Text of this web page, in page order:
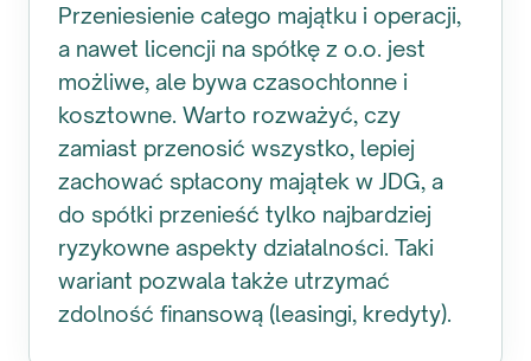
Przeniesienie całego majątku i operacji,
a nawet licencji na spółkę z o.o. jest
możliwe, ale bywa czasochłonne i
kosztowne. Warto rozważyć, czy
zamiast przenosić wszystko, lepiej
zachować spłacony majątek w JDG, a
do spółki przenieść tylko najbardziej
ryzykowne aspekty działalności. Taki
wariant pozwala także utrzymać
zdolność finansową (leasingi, kredyty).